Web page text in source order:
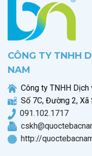
CÔNG TY TNHH
NAM
Công ty TNHH
Số 7C, Đường 2, Xã
091.102.1717
http://